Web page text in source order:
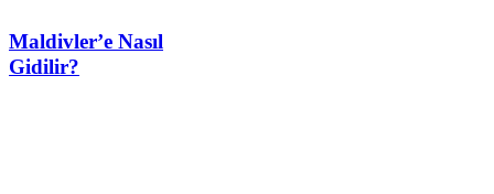
Maldivler’e Nasıl
Gidilir?